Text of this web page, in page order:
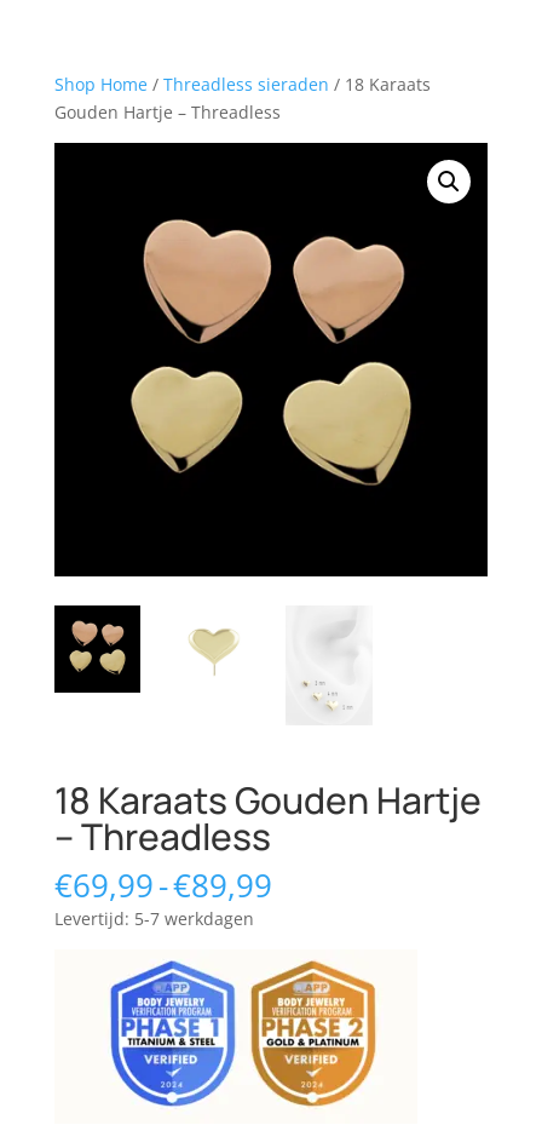
Shop Home/ Threadless sieraden / 18 Karaats
Gouden Hartje – Threadless
18 Karaats Gouden Hartje
– Threadless
€69,99-€89,99Prijsklasse:
€89,99
Levertijd: 5-7 werkdagen